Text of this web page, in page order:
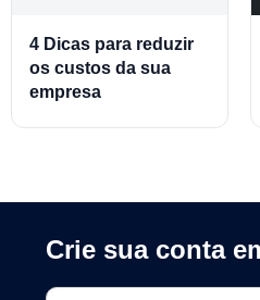
4 Dicas para reduzir
os custos da sua
empresa
Crie sua conta